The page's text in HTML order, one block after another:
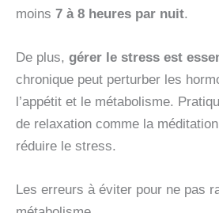
moins 7 à 8 heures par nuit.
De plus, gérer le stress est
chronique peut perturber les
l’appétit et le métabolisme.
de relaxation comme la
réduire le stress.
Les erreurs à éviter pour ne pas